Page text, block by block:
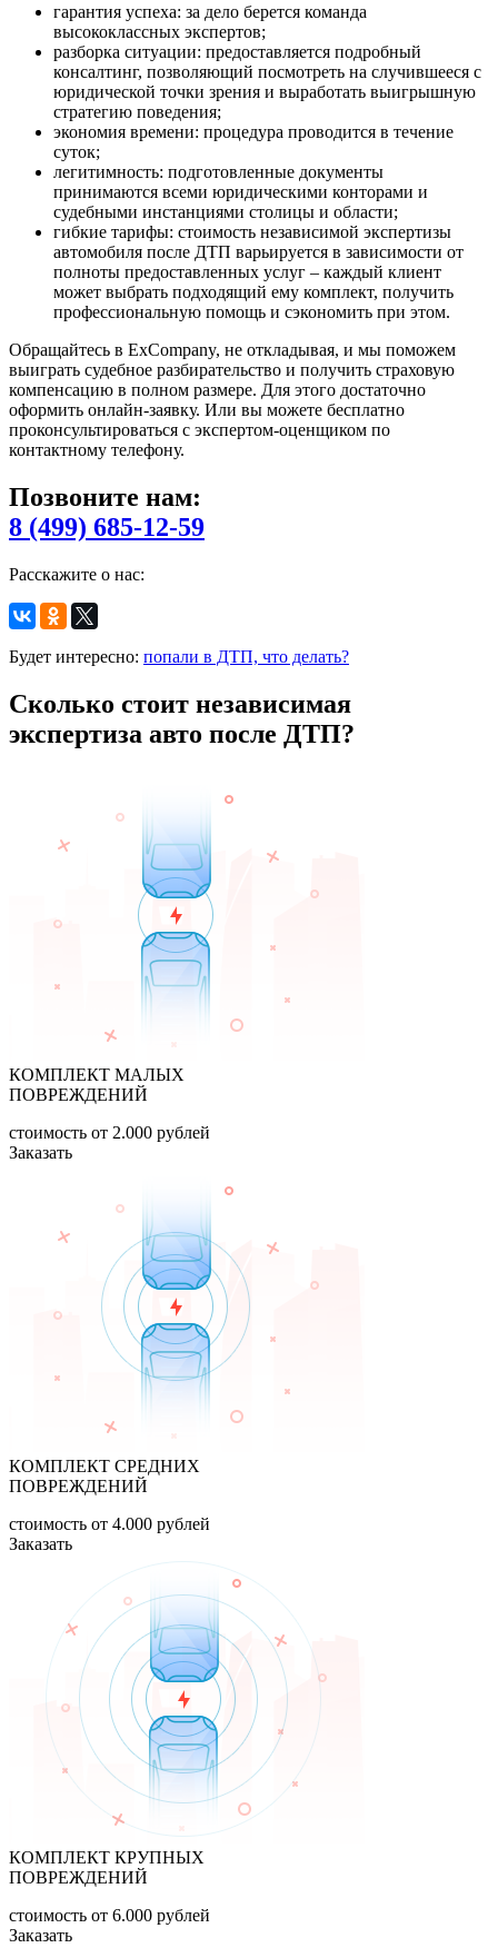
гарантия успеха: за дело берется команда
высококлассных экспертов;
разборка ситуации: предоставляется подробный
консалтинг, позволяющий посмотреть на случившееся с
юридической точки зрения и выработать выигрышную
стратегию поведения;
экономия времени: процедура проводится в течение
суток;
легитимность: подготовленные документы
принимаются всеми юридическими конторами и
судебными инстанциями столицы и области;
гибкие тарифы: стоимость независимой экспертизы
автомобиля после ДТП варьируется в зависимости от
полноты предоставленных услуг – каждый клиент
может выбрать подходящий ему комплект, получить
профессиональную помощь и сэкономить при этом.
Обращайтесь в ExCompany, не откладывая, и мы поможем
выиграть судебное разбирательство и получить страховую
компенсацию в полном размере. Для этого достаточно
оформить онлайн-заявку. Или вы можете бесплатно
проконсультироваться с экспертом-оценщиком по
контактному телефону.
Позвоните нам:
8 (499) 685-12-59
Расскажите о нас:
Будет интересно: попали в ДТП, что делать?
Сколько стоит независимая
экспертиза авто после ДТП?
КОМПЛЕКТ МАЛЫХ
ПОВРЕЖДЕНИЙ
стоимость от 2.000 рублей
Заказать
КОМПЛЕКТ СРЕДНИХ
ПОВРЕЖДЕНИЙ
стоимость от 4.000 рублей
Заказать
КОМПЛЕКТ КРУПНЫХ
ПОВРЕЖДЕНИЙ
стоимость от 6.000 рублей
Заказать